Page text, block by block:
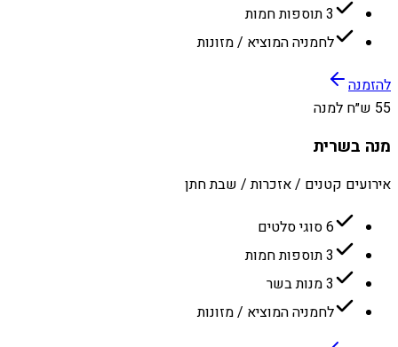
3 תוספות חמות
לחמניה המוציא / מזונות
להזמנה
55 ש״ח למנה
מנה בשרית
אירועים קטנים / אזכרות / שבת חתן
6 סוגי סלטים
3 תוספות חמות
3 מנות בשר
לחמניה המוציא / מזונות